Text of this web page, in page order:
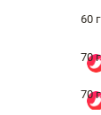
60 г
70 г
70 г